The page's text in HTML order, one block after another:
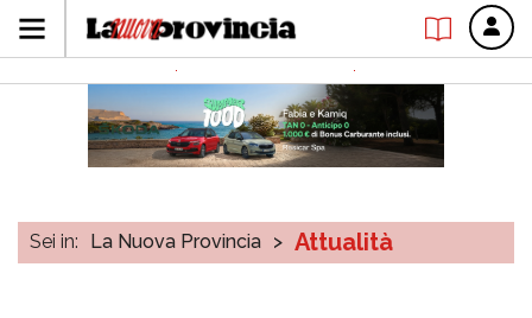
Sei in: La Nuova Provincia > Attualità